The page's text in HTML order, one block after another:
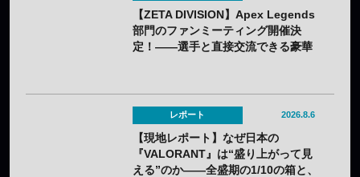
【ZETA DIVISION】Apex Legends
部門のファンミーティング開催決
定！——選手と直接交流できる豪華
レポート 2026.8.6
【現地レポート】なぜ日本の
『VALORANT』は“盛り上がって見
える”のか——全盛期の1/10の箱と、